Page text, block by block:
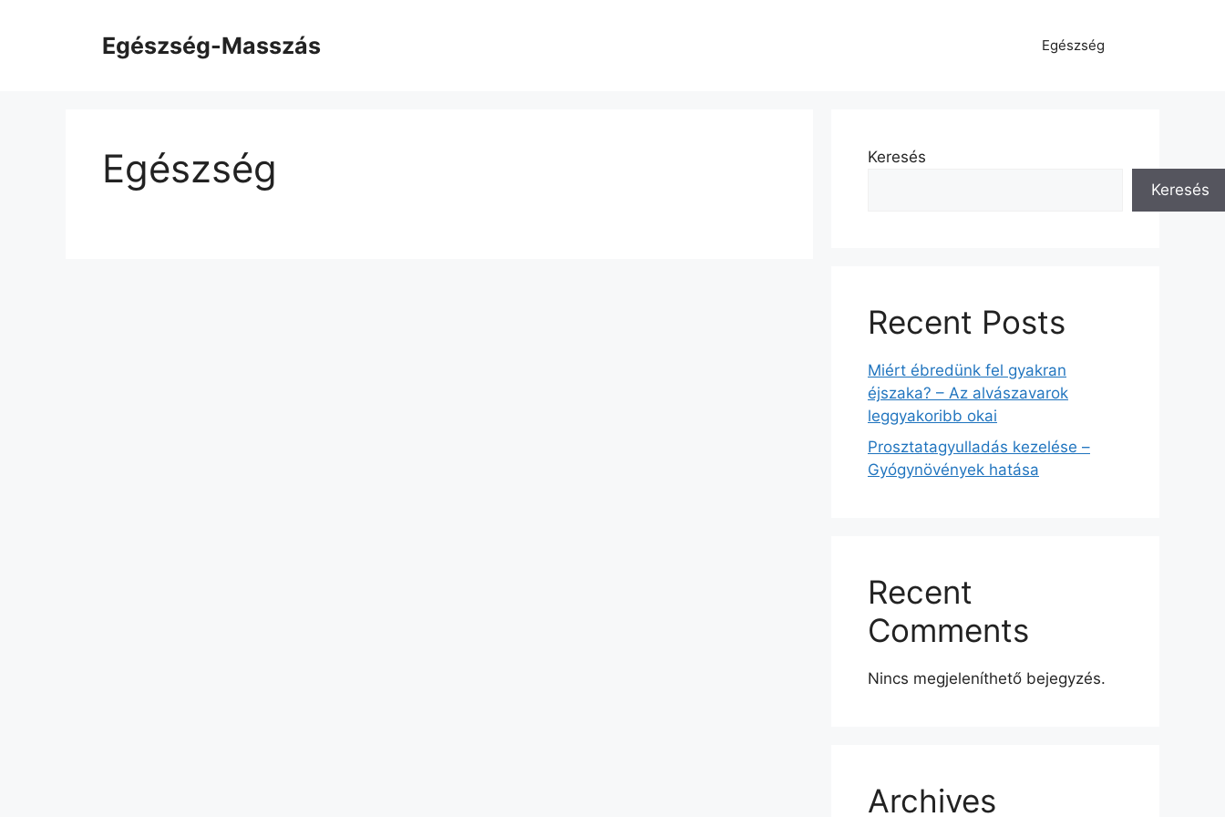
Egészség-Masszás Egészség
Egészség
Keresés
Keresés
Recent Posts
Miért ébredünk fel gyakran
éjszaka? – Az alvászavarok
leggyakoribb okai
Prosztatagyulladás kezelése –
Gyógynövények hatása
Recent
Comments
Nincs megjeleníthető bejegyzés.
Archives